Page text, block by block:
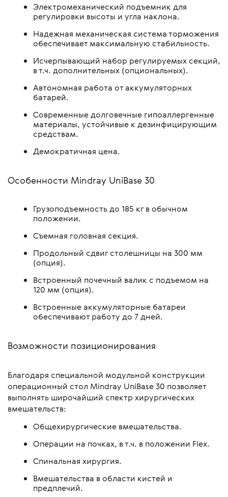
Электромеханический подъемник для
регулировки высоты и угла наклона.
Надежная механическая система торможения
обеспечивает максимальную стабильность.
Исчерпывающий набор регулируемых секций,
в т.ч. дополнительных (опциональных).
Автономная работа от аккумуляторных
батарей.
Современные долговечные гипоаллергенные
материалы, устойчивые к дезинфицирующим
средствам.
Демократичная цена.
Особенности Mindray UniBase 30
Грузоподъемность до 185 кг в обычном
положении.
Съемная головная секция.
Продольный сдвиг столешницы на 300 мм
(опция).
Встроенный почечный валик с подъемом на
120 мм (опция).
Встроенные аккумуляторные батареи
обеспечивают работу до 7 дней.
Возможности позиционирования
Благодаря специальной модульной конструкции
операционный стол Mindray UniBase 30 позволяет
выполнять широчайший спектр хирургических
вмешательств:
Общехирургические вмешательства.
Операции на почках, в т.ч. в положении Flex.
Спинальная хирургия.
Вмешательства в области кистей и
предплечий.